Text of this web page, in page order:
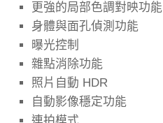
更強的局部色調對映功能
身體與面孔偵測功能
曝光控制
雜點消除功能
照片自動 HDR
自動影像穩定功能